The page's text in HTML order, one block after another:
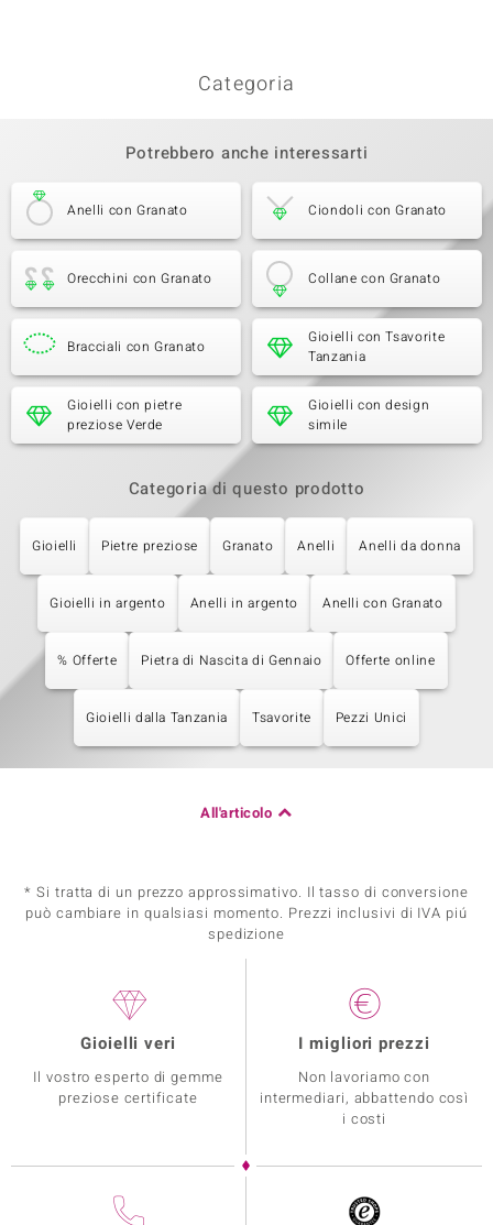
Categoria
Potrebbero anche interessarti
Anelli con Granato Ciondoli con Granato
Orecchini con Granato Collane con Granato
Bracciali con Granato
Gioielli con Tsavorite
Tanzania
Gioielli con pietre
preziose Verde
Gioielli con design
simile
Categoria di questo prodotto
Gioielli Pietre preziose Granato Anelli Anelli da donna
Gioielli in argento Anelli in argento Anelli con Granato
% Offerte Pietra di Nascita di Gennaio Offerte online
Gioielli dalla Tanzania Tsavorite Pezzi Unici
All'articolo
* Si tratta di un prezzo approssimativo. Il tasso di conversione
può cambiare in qualsiasi momento. Prezzi inclusivi di IVA piú
spedizione
Gioielli veri
Il vostro esperto di gemme
preziose certificate
I migliori prezzi
Non lavoriamo con
intermediari, abbattendo così
i costi